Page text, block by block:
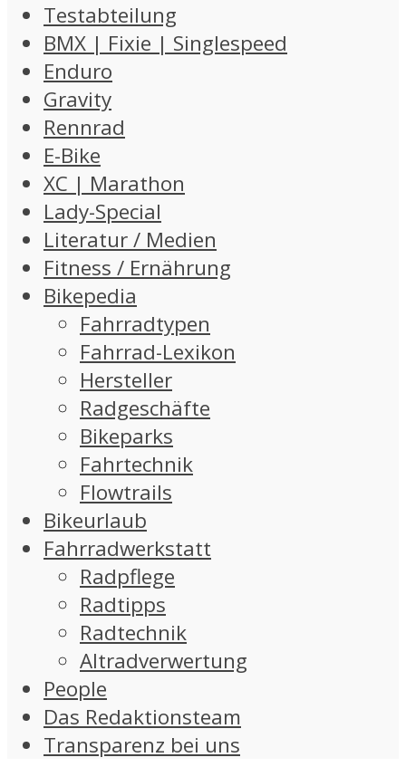
Testabteilung
BMX | Fixie | Singlespeed
Enduro
Gravity
Rennrad
E-Bike
XC | Marathon
Lady-Special
Literatur / Medien
Fitness / Ernährung
Bikepedia
Fahrradtypen
Fahrrad-Lexikon
Hersteller
Radgeschäfte
Bikeparks
Fahrtechnik
Flowtrails
Bikeurlaub
Fahrradwerkstatt
Radpflege
Radtipps
Radtechnik
Altradverwertung
People
Das Redaktionsteam
Transparenz bei uns